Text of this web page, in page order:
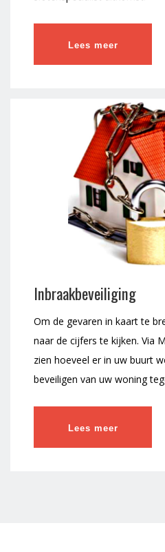
Lees meer
Inbraakbeveiliging
Om de gevaren in kaart te
naar de cijfers te kijken. Via
zien hoeveel er in uw buurt
beveiligen van uw woning
Lees meer